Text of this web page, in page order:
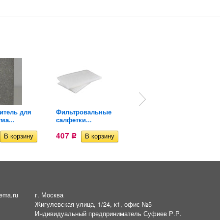
для
Фильтровальные
салфетки...
407 Р
г. Москва
Жигулевская улица, 1/24, к1, офис №5
Индивидуальный предприниматель Суфиев Р.Р.